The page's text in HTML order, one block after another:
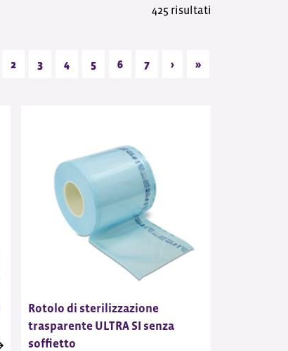
425 risultati
2 3 4 5 6 7 › »
Rotolo di sterilizzazione
trasparente ULTRA SI senza
soffietto